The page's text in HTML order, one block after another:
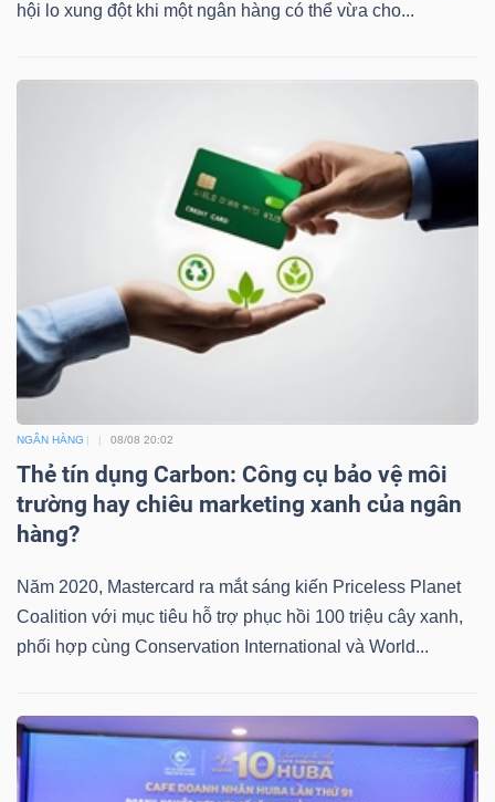
hội lo xung đột khi một ngân hàng có thể vừa cho...
NGÂN HÀNG 08/08 20:02
Thẻ tín dụng Carbon: Công cụ bảo vệ môi
trường hay chiêu marketing xanh của ngân
hàng?
Năm 2020, Mastercard ra mắt sáng kiến Priceless Planet
Coalition với mục tiêu hỗ trợ phục hồi 100 triệu cây xanh,
phối hợp cùng Conservation International và World...
Sách
chính
Công
cụ
tư